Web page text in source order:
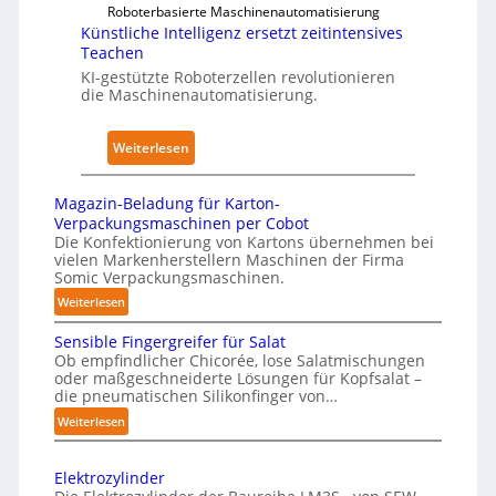
c
l
A
k
e
h
u
s
A
u
w
i
r
k
u
n
g
e
n
v
n
P
h
y
Roboterbasierte Maschinenautomatisierung
Künstliche Intelligenz ersetzt zeitintensives
Teachen
KI-gestützte Roboterzellen revolutionieren
die Maschinenautomatisierung.
Weiterlesen:
K
n
s
t
l
c
h
e
I
Magazin-Beladung für Karton-
Verpackungsmaschinen per Cobot
Die Konfektionierung von Kartons übernehmen bei
vielen Markenherstellern Maschinen der Firma
Somic Verpackungsmaschinen.
Weiterlesen:
M
a
g
a
z
i
-
B
Sensible Fingergreifer für Salat
Ob empfindlicher Chicorée, lose Salatmischungen
oder maßgeschneiderte Lösungen für Kopfsalat –
die pneumatischen Silikonfinger von…
Weiterlesen:
S
n
Elektrozylinder